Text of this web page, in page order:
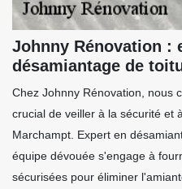
Johnny Rénovation :
désamiantage de
Chez Johnny Rénovation, nous
crucial de veiller à la sécurité et
Marchampt. Expert en
équipe dévouée s'engage à
sécurisées pour éliminer